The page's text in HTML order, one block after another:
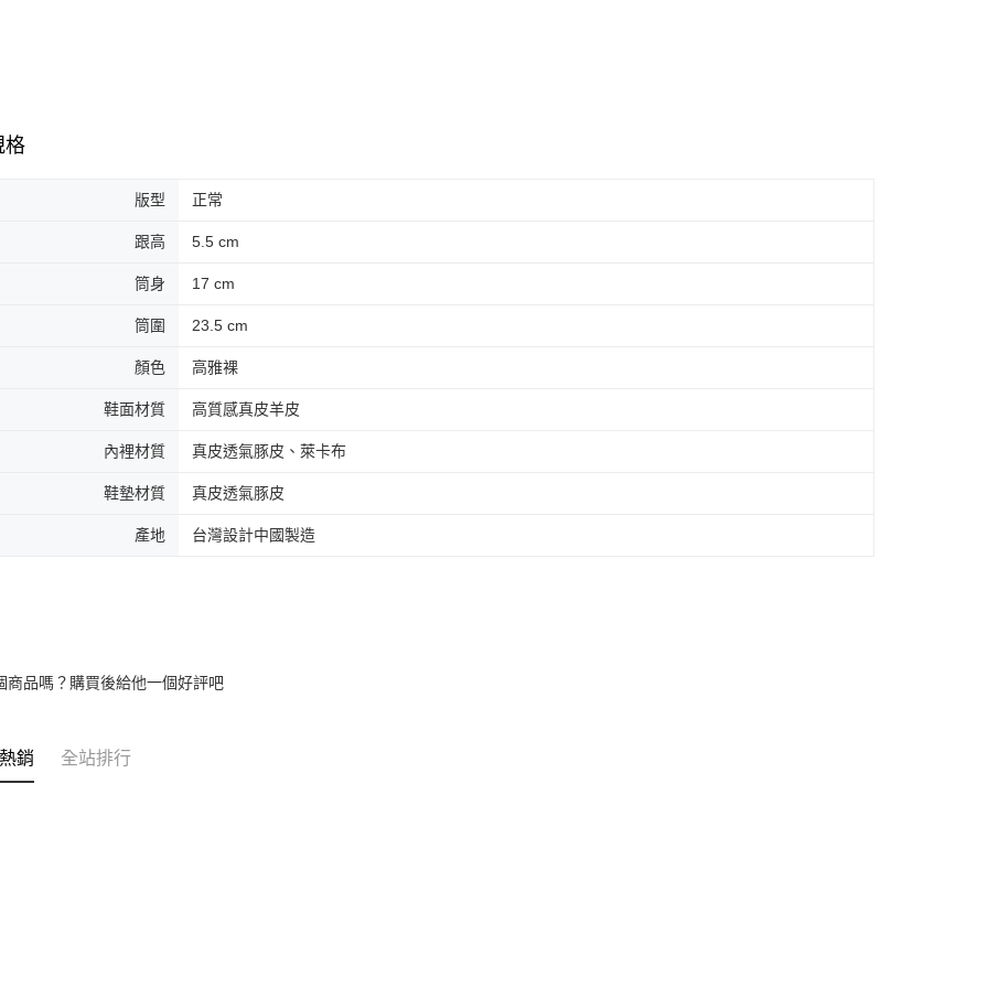
格
版型 正常
跟高 5.5 cm
筒身 17 cm
筒圍 23.5 cm
顏色 高雅裸
鞋面材質 高質感真皮羊皮
內裡材質 真皮透氣豚皮、萊卡布
鞋墊材質 真皮透氣豚皮
產地 台灣設計中國製造
商品嗎？購買後給他一個好評吧
銷 全站排行